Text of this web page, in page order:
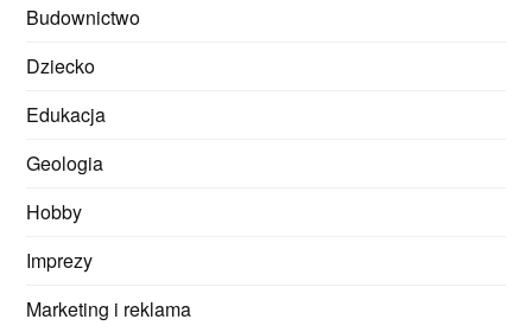
Budownictwo
Dziecko
Edukacja
Geologia
Hobby
Imprezy
Marketing i reklama